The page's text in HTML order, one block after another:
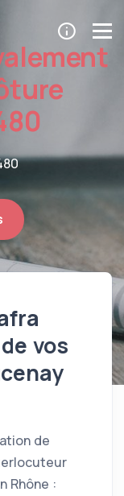
vos
de
Rhône :